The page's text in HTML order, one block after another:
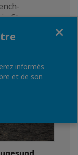
Stavanger​
informés
et de son